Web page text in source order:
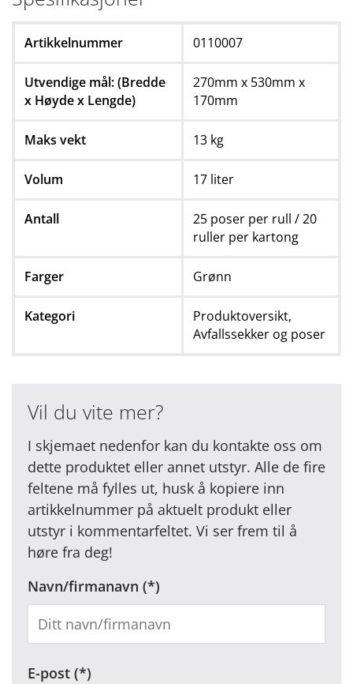
Artikkelnummer 0110007
Utvendige mål: (Bredde
x Høyde x Lengde)
270mm x 530mm x
170mm
Maks vekt 13 kg
Volum 17 liter
Antall
25 poser per rull / 20
ruller per kartong
Farger Grønn
Kategori
Produktoversikt,
Avfallssekker og poser
Vil du vite mer?
I skjemaet nedenfor kan du kontakte oss om
dette produktet eller annet utstyr. Alle de fire
feltene må fylles ut, husk å kopiere inn
artikkelnummer på aktuelt produkt eller
utstyr i kommentarfeltet. Vi ser frem til å
høre fra deg!
Navn/firmanavn
E-post